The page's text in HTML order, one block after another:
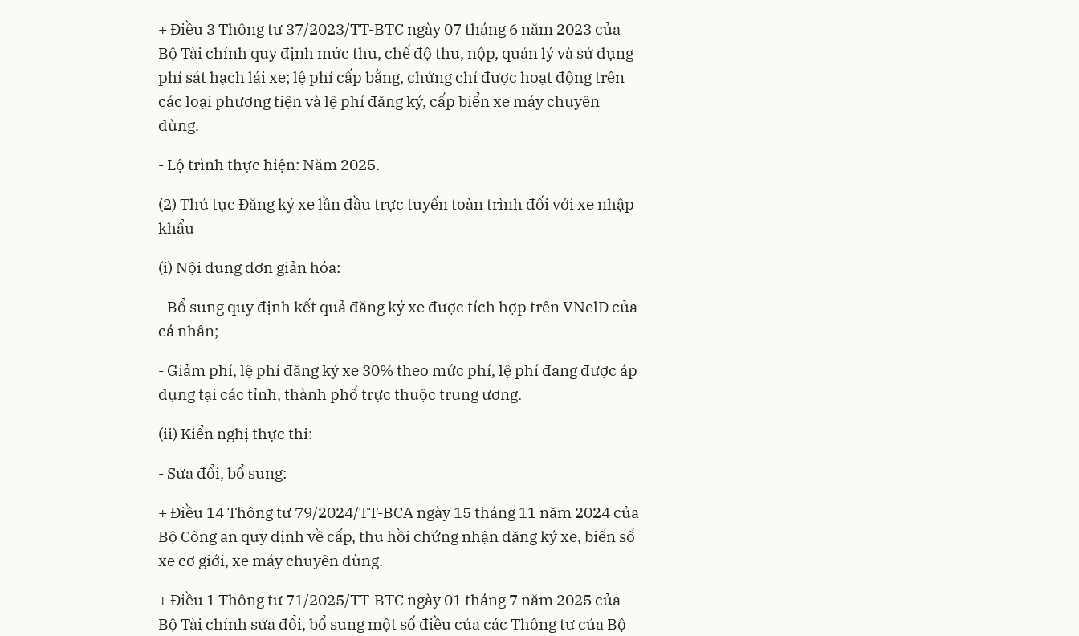
+ Điều 3 Thông tư 37/2023/TT-BTC ngày 07 tháng 6 năm 2023 của
Bộ Tài chính quy định mức thu, chế độ thu, nộp, quản lý và sử dụng
phí sát hạch lái xe; lệ phí cấp bằng, chứng chỉ được hoạt động trên
các loại phương tiện và lệ phí đăng ký, cấp biển xe máy chuyên
dùng.
- Lộ trình thực hiện: Năm 2025.
(2) Thủ tục Đăng ký xe lần đầu trực tuyến toàn trình đối với xe nhập
khẩu
(i) Nội dung đơn giản hóa:
- Bổ sung quy định kết quả đăng ký xe được tích hợp trên VNelD của
cá nhân;
- Giảm phí, lệ phí đăng ký xe 30% theo mức phí, lệ phí đang được áp
dụng tại các tỉnh, thành phố trực thuộc trung ương.
(ii) Kiển nghị thực thi:
- Sửa đổi, bổ sung:
+ Điều 14 Thông tư 79/2024/TT-BCA ngày 15 tháng 11 năm 2024 của
Bộ Công an quy định về cấp, thu hồi chứng nhận đăng ký xe, biển số
xe cơ giới, xe máy chuyên dùng.
+ Điều 1 Thông tư 71/2025/TT-BTC ngày 01 tháng 7 năm 2025 của
Bộ Tài chính sửa đổi, bổ sung một số điều của các Thông tư của Bộ